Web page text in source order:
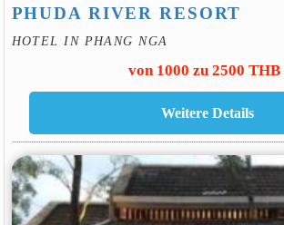
PHUDA RIVER RESORT
HOTEL IN PHANG NGA
von 1000 zu 2500 THB